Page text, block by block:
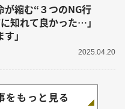
が縮む“３つのNG行
知れて良かった…」
」
2025.04.20
をもっと見る